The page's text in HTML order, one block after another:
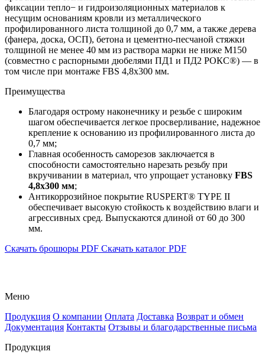
фиксации тепло− и гидроизоляционных материалов к
несущим основаниям кровли из металлического
профилированного листа толщиной до 0,7 мм, а также дерева
(фанера, доска, ОСП), бетона и цементно-песчаной стяжки
толщиной не менее 40 мм из раствора марки не ниже М150
(совместно с распорными дюбелями ПД1 и ПД2 РОКС®) — в
том числе при монтаже FBS 4,8x300 мм.
Преимущества
Благодаря острому наконечнику и резьбе с широким
шагом обеспечивается легкое просверливание, надежное
крепление к основанию из профилированного листа до
0,7 мм;
Главная особенность саморезов заключается в
способности самостоятельно нарезать резьбу при
вкручивании в материал, что упрощает установку FBS
4,8x300 мм;
Антикоррозийное покрытие RUSPERT® TYPE II
обеспечивает высокую стойкость к воздействию влаги и
агрессивных сред. Выпускаются длиной от 60 до 300
мм.
Скачать брошюры PDF Скачать каталог PDF
Меню
Продукция О компании Оплата Доставка Возврат и обмен
Документация Контакты Отзывы и благодарственные письма
Продукция